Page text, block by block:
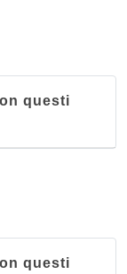
questi
questi